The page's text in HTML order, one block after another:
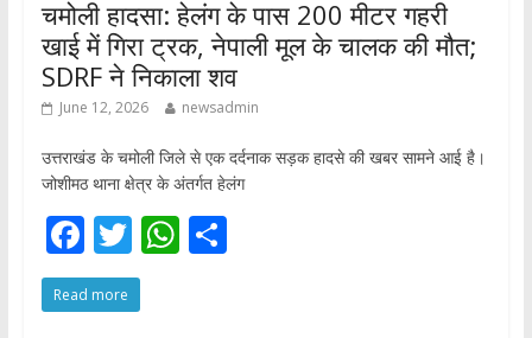
चमोली हादसा: हेलंग के पास 200 मीटर गहरी
खाई में गिरा ट्रक, नेपाली मूल के चालक की मौत;
SDRF ने निकाला शव
June 12, 2026 newsadmin
उत्तराखंड के चमोली जिले से एक दर्दनाक सड़क हादसे की खबर सामने आई है।
जोशीमठ थाना क्षेत्र के अंतर्गत हेलंग
F
ac
e
T
w
itt
W S
Read more